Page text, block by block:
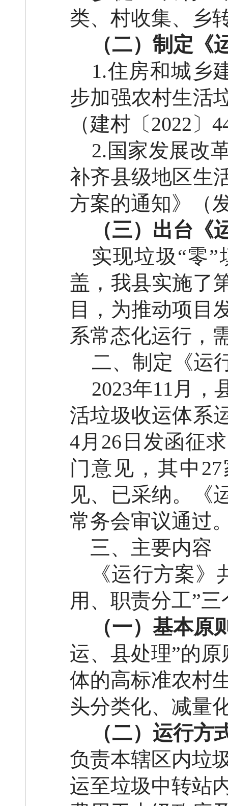
类、村收集、乡
（二）制定《
1.住房和城乡
步加强农村生活
（建村〔2022〕
2.国家发展改
补齐县级地区生
方案的通知》（
（三） 出台 《
实现垃圾“零
盖，我县实施了
目，为推动项目
系常态化运行，
二、制定 《运
2023年11月，
活垃圾收运体系
4月26日发函征
门意见，其中
见、已采纳。《
常务会审议通过
三、主要内容
《运行方案》
用、职责分工”三
（一）基本原
运、县处理”的
体的高标准农村
头分类化、减量
（二）运行方
负责本辖区内垃
运至垃圾中转站